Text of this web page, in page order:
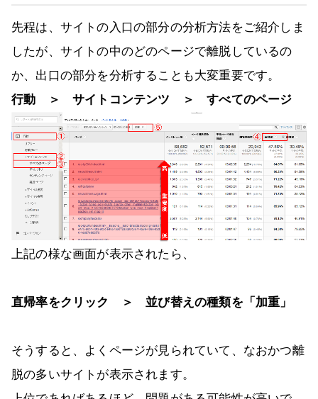
先程は、サイトの入口の部分の分析方法をご紹介しま
したが、サイトの中のどのページで離脱しているの
か、出口の部分を分析することも大変重要です。
行動 ＞ サイトコンテンツ ＞ すべてのページ
上記の様な画面が表示されたら、
直帰率をクリック ＞ 並び替えの種類を「加重」
そうすると、よくページが見られていて、なおかつ離
脱の多いサイトが表示されます。